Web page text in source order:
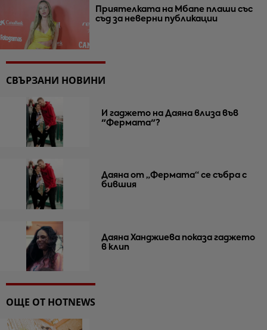
Приятелката на Мбапе плаши със
съд за неверни публикации
СВЪРЗАНИ НОВИНИ
И гаджето на Даяна влиза във
"Фермата"?
Даяна от „Фермата“ се събра с
бившия
Даяна Ханджиева показа гаджето
в клип
ОЩЕ ОТ HOTNEWS